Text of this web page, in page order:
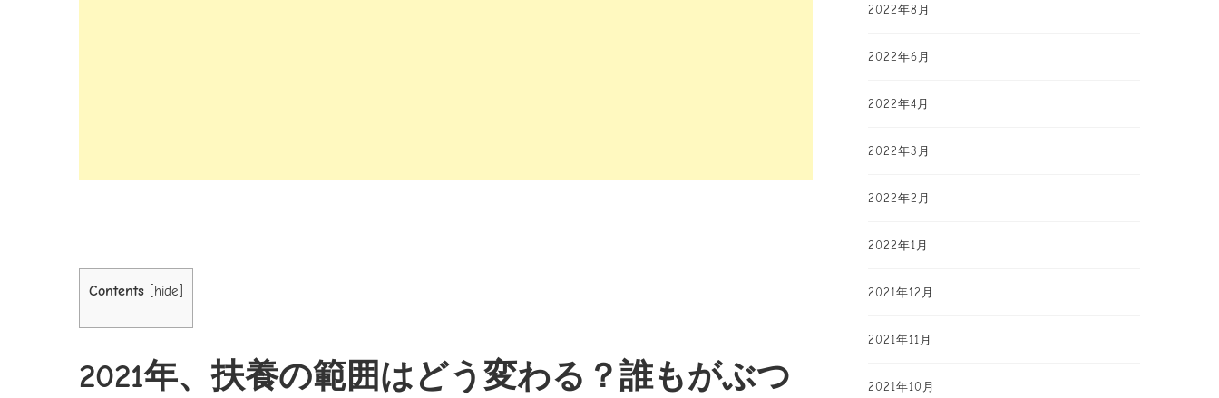
Contents hide
2021年、扶養の範囲はどう変わる？誰もがぶつ
2022年8月
2022年6月
2022年4月
2022年3月
2022年2月
2022年1月
2021年12月
2021年11月
2021年10月